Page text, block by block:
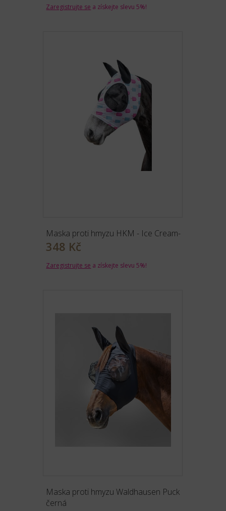
Zaregistrujte se a získejte slevu 5%!
Maska proti hmyzu HKM - Ice Cream-
348 Kč
Zaregistrujte se a získejte slevu 5%!
Maska proti hmyzu Waldhausen Puck
černá